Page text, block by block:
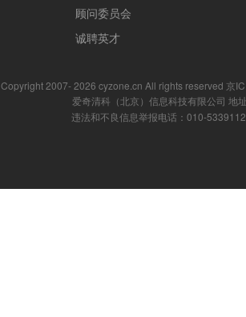
顾问委员会
诚聘英才
Copyright 2007- 2026 cyzone.cn All rights reserved 京
爱奇清科（北京）信息科技有限公司 地
违法和不良信息举报电话：010-